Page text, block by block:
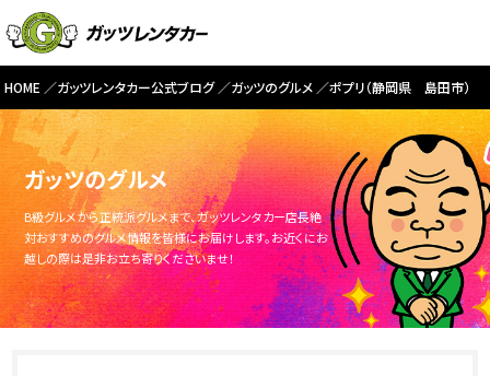
HOME ガッツレンタカー公式ブログ ガッツのグルメ ポプリ（静岡県 島田市）
ガッツのグルメ
B級グルメから正統派グルメまで、ガッツレンタカー店長絶
対おすすめのグルメ情報を皆様にお届けします。お近くにお
越しの際は是非お立ち寄りくださいませ！